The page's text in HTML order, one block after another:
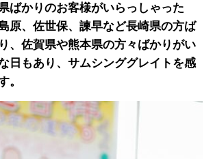
ばかりのお客様がいらっしゃった
原、佐世保、諫早など長崎県の方ば
、佐賀県や熊本県の方々ばかりがい
日もあり、サムシンググレイトを感
。